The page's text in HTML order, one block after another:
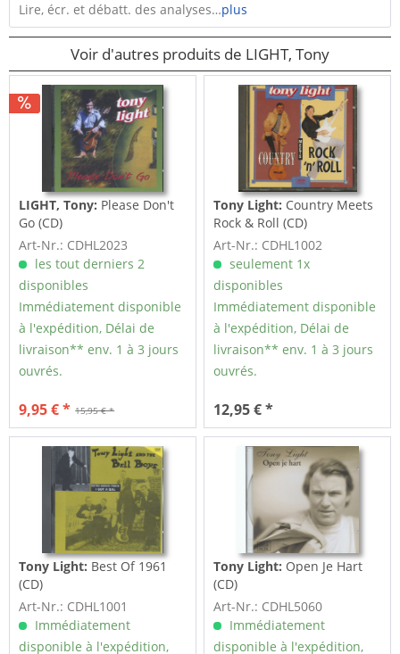
Lire, écr. et débatt. des analyses…plus
Voir d'autres produits de LIGHT, Tony
LIGHT, Tony: Please Don't
Go (CD)
Art-Nr.: CDHL2023
les tout derniers 2
disponibles
Immédiatement disponible
à l'expédition, Délai de
livraison** env. 1 à 3 jours
ouvrés.
15,95 € *
9,95 € *
Tony Light: Country Meets
Rock & Roll (CD)
Art-Nr.: CDHL1002
seulement 1x
disponibles
Immédiatement disponible
à l'expédition, Délai de
livraison** env. 1 à 3 jours
ouvrés.
12,95 € *
Tony Light: Best Of 1961
(CD)
Art-Nr.: CDHL1001
Immédiatement
disponible à l'expédition,
Tony Light: Open Je Hart
(CD)
Art-Nr.: CDHL5060
Immédiatement
disponible à l'expédition,